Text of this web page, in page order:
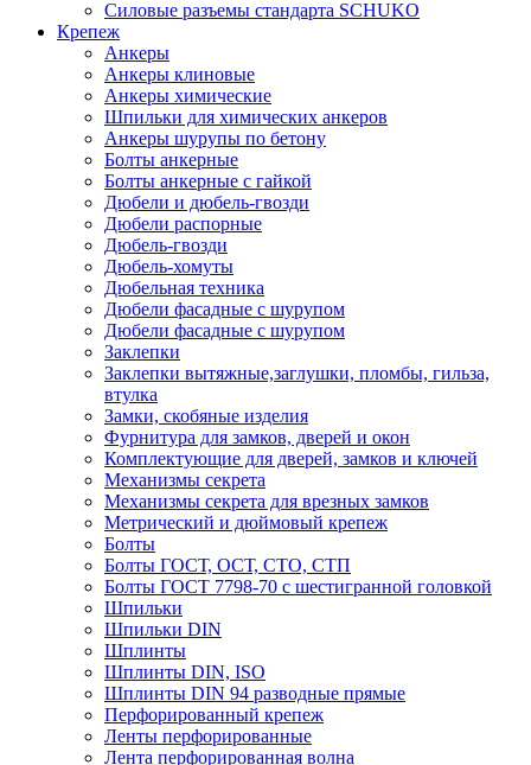
Силовые разъемы стандарта SCHUKO
Крепеж
Анкеры
Анкеры клиновые
Анкеры химические
Шпильки для химических анкеров
Анкеры шурупы по бетону
Болты анкерные
Болты анкерные с гайкой
Дюбели и дюбель-гвозди
Дюбели распорные
Дюбель-гвозди
Дюбель-хомуты
Дюбельная техника
Дюбели фасадные с шурупом
Дюбели фасадные с шурупом
Заклепки
Заклепки вытяжные,заглушки, пломбы, гильза,
втулка
Замки, скобяные изделия
Фурнитура для замков, дверей и окон
Комплектующие для дверей, замков и ключей
Механизмы секрета
Механизмы секрета для врезных замков
Метрический и дюймовый крепеж
Болты
Болты ГОСТ, ОСТ, СТО, СТП
Болты ГОСТ 7798-70 с шестигранной головкой
Шпильки
Шпильки DIN
Шплинты
Шплинты DIN, ISO
Шплинты DIN 94 разводные прямые
Перфорированный крепеж
Ленты перфорированные
Лента перфорированная волна